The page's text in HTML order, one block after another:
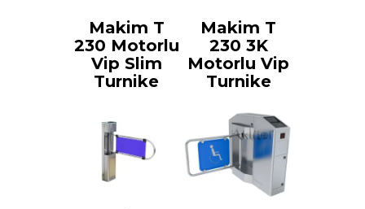
Makim T
230 Motorlu
Vip Slim
Turnike
Makim T
230 3K
Motorlu Vip
Turnike